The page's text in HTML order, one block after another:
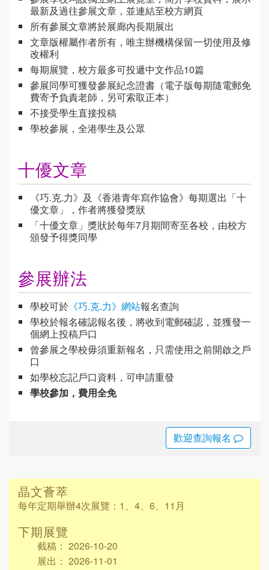
最新及過往參展文章，並連結至校方網頁
所有參展文章將於展廊內長期展出
文章版權屬作者所有，唯主辦機構保留一切使用及修
改權利
每期展覽，校方最多可投遞中文作品10篇
參展同學可獲發參展紀念證書（電子版每期隨電郵免
費寄予負責老師，另可索取正本）
不接受學生直接投稿
學校參展，全港學生及公眾
十優文章
《巧.克.力》及《香港青年寫作協會》每期選出「十
優文章」，作者將獲發獎狀
「十優文章」獎狀於每年7月期間寄至各校，由校方
頒發予得獎同學
參展辦法
學校可於 《巧.克.力》網站報名查詢
學校於報名確認報名後，將收到電郵確認，並獲發一
個網上投稿戶口
曾參展之學校毋須重新報名，只需使用之前開啟之戶
口
如學校忘記戶口資料，可申請重發
學校參加，費用全免
歡迎查詢報名
晶文薈萃
每年定期舉辦4次展覽： 1、4、6、11月
下期展覽
截稿： 2026-10-20
展出： 2026-11-01